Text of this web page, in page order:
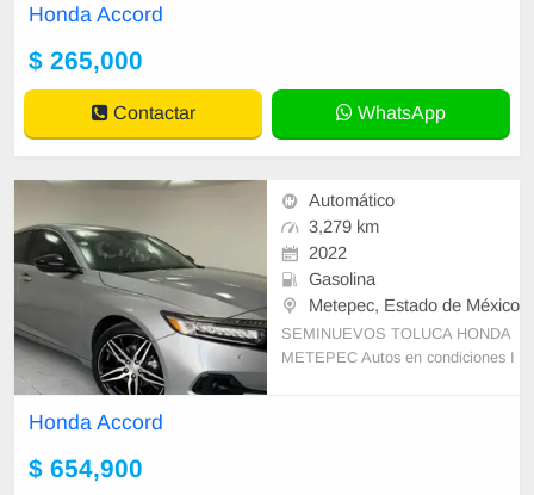
Honda Accord
$ 265,000
Contactar WhatsApp
Automático
3,279 km
2022
Gasolina
Metepec, Estado de México
SEMINUEVOS TOLUCA HONDA
METEPEC Autos en condiciones I
Honda Accord
$ 654,900